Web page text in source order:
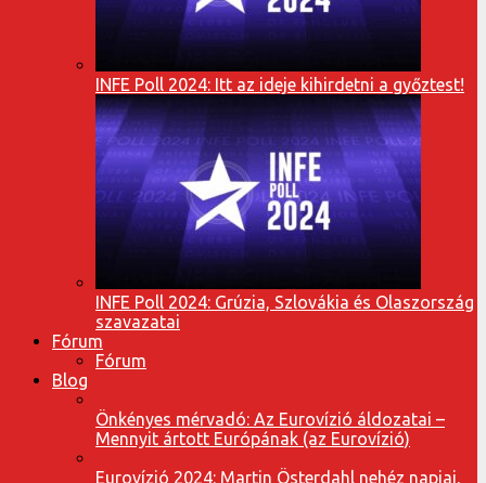
INFE Poll 2024: Itt az ideje kihirdetni a győztest!
INFE Poll 2024: Grúzia, Szlovákia és Olaszország
szavazatai
Fórum
Fórum
Blog
Önkényes mérvadó: Az Eurovízió áldozatai –
Mennyit ártott Európának (az Eurovízió)
Eurovízió 2024: Martin Österdahl nehéz napjai,